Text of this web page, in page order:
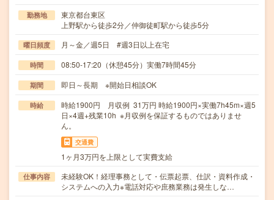
勤務地
東京都台東区
上野駅から徒歩2分／仲御徒町駅から徒歩5分
曜日頻度 月～金／週5日 #週3日以上在宅
時間 08:50-17:20（休憩45分）実働7時間45分
期間 即日～長期 ※開始日相談OK
時給
時給1900円 月収例 31万円 時給1900円×実働7h45m×週5
日×4週+残業10h ※月収例を保証するものではありませ
ん。
交通費
1ヶ月3万円を上限として実費支給
仕事内容
未経験OK！経理事務として・伝票起票、仕訳・資料作成・
システムへの入力※電話対応や庶務業務は発生しな…